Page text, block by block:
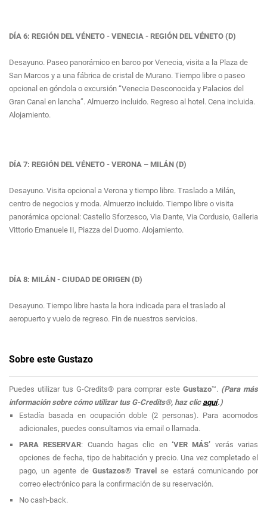
DÍA 6: REGIÓN DEL VÉNETO - VENECIA - REGIÓN DEL VÉNETO (D)
Desayuno. Paseo panorámico en barco por Venecia, visita a la Plaza de
San Marcos y a una fábrica de cristal de Murano. Tiempo libre o paseo
opcional en góndola o excursión “Venecia Desconocida y Palacios del
Gran Canal en lancha”. Almuerzo incluido. Regreso al hotel. Cena incluida.
Alojamiento.
DÍA 7: REGIÓN DEL VÉNETO - VERONA – MILÁN (D)
Desayuno. Visita opcional a Verona y tiempo libre. Traslado a Milán,
centro de negocios y moda. Almuerzo incluido. Tiempo libre o visita
panorámica opcional: Castello Sforzesco, Via Dante, Via Cordusio, Galleria
Vittorio Emanuele II, Piazza del Duomo. Alojamiento.
DÍA 8: MILÁN - CIUDAD DE ORIGEN (D)
Desayuno. Tiempo libre hasta la hora indicada para el traslado al
aeropuerto y vuelo de regreso. Fin de nuestros servicios.
Sobre este Gustazo
Puedes utilizar tus G-Credits® para comprar esteGustazo™. (Para más
información sobre cómo utilizar tus G-Credits®, haz clic aquí.)
Estadía basada en ocupación doble (2 personas). Para acomodos
adicionales, puedes consultarnos via email o llamada.
PARA RESERVAR: Cuando hagas clic en ‘VER MÁS’ verás varias
opciones de fecha, tipo de habitación y precio. Una vez completado el
pago, un agente de Gustazos® Travelse estará comunicando por
correo electrónico para la confirmación de su reservación.
No cash-back.